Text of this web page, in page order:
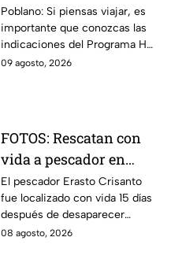
2026: ¿Qué autos no
transitan en la CDMX y
EdoMex?
Poblano: Si piensas viajar, es
importante que conozcas las
indicaciones del Programa Hoy
No Circula HOY domingo 9 de
09 agosto, 2026
FOTOS: Rescatan con
vida a pescador en
cenote a 100 metros de
profundidad;
sobrevivió 15 días
El pescador Erasto Crisanto
fue localizado con vida 15 días
después de desaparecer
mientras pescaba en un
08 agosto, 2026